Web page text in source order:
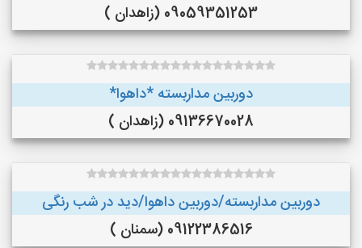
09059351253 (زاهدان )
دوربین مداربسته *داهوا*
09136670028 (زاهدان )
دوربین مداربسته/دوربین داهوا/دید در شب رنگی
09122386516 (سمنان )